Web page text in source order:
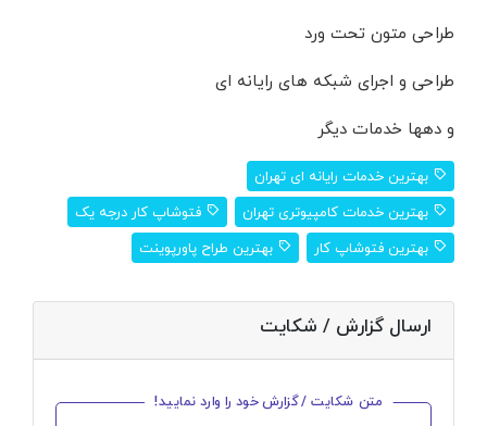
طراحی متون تحت ورد
طراحی و اجرای شبکه های رایانه ای
و دهها خدمات دیگر
بهترین خدمات رایانه ای تهران
بهترین خدمات کامپیوتری تهران
فتوشاپ کار درجه یک
بهترین فتوشاپ کار
بهترین طراح پاورپوینت
ارسال گزارش / شکایت
متن شکایت / گزارش خود را وارد نمایید!